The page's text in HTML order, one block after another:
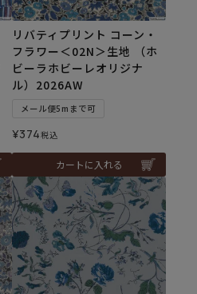
リバティプリント コーン・
フラワー＜02N＞生地 （ホ
ビーラホビーレオリジナ
ル）2026AW
メール便5mまで可
¥374税込
カートに入れる